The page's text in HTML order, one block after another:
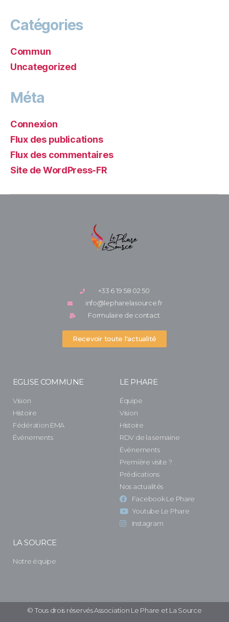
Catégories
Commun
Uncategorized
Méta
Connexion
Flux des publications
Flux des commentaires
Site de WordPress-FR
+33 6 19 58 02 50
info@lepharelasource.fr
Formulaire de contact
Recevoir toute l'actualité
EGLISE COMMUNE
Vision
Histoire
Fédération EMA
Événements
LE PHARE
Équipe
Vision
Histoire
RDV de la semaine
Événements
Première visite ?
Prédications
Nos actualités
Facebook Le Phare
Youtube Le Phare
Instagram
LA SOURCE
Notre équipe
© Tous drois réservés Association Le Phare et La Source